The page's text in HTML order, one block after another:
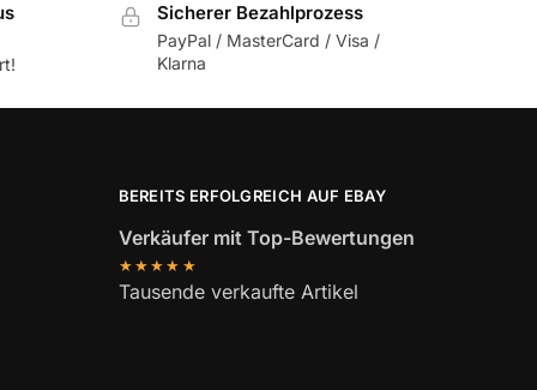
Sicherer Bezahlprozess
PayPal / MasterCard / Visa /
Klarna
BEREITS ERFOLGREICH AUF EBAY
Verkäufer mit Top-Bewertungen
★★★★★
Tausende verkaufte Artikel